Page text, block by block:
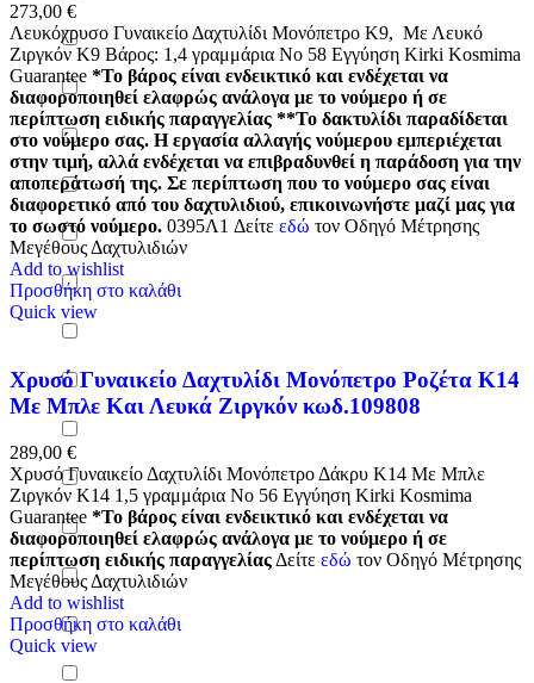
273,00 €
Λευκόχρυσο Γυναικείο Δαχτυλίδι Μονόπετρο Κ9, Με Λευκό
Ζιργκόν Κ9 Βάρος: 1,4 γραμμάρια Νο 58 Εγγύηση Kirki Kosmima
Guarantee *Το βάρος είναι ενδεικτικό και ενδέχεται να
διαφοροποιηθεί ελαφρώς ανάλογα με το νούμερο ή σε
περίπτωση ειδικής παραγγελίας **Το δακτυλίδι παραδίδεται
στο νούμερο σας. Η εργασία αλλαγής νούμερου εμπεριέχεται
στην τιμή, αλλά ενδέχεται να επιβραδυνθεί η παράδοση για την
αποπεράτωσή της. Σε περίπτωση που το νούμερο σας είναι
διαφορετικό από του δαχτυλιδιού, επικοινωνήστε μαζί μας για
το σωστό νούμερο. 0395Λ1 Δείτε εδώ τον Οδηγό Μέτρησης
Μεγέθους Δαχτυλιδιών
Add to wishlist
Προσθήκη στο καλάθι
Quick view
Χρυσό Γυναικείο Δαχτυλίδι Μονόπετρο Ροζέτα Κ14
Με Μπλε Και Λευκά Ζιργκόν κωδ.109808
289,00 €
Χρυσό Γυναικείο Δαχτυλίδι Μονόπετρο Δάκρυ Κ14 Με Μπλε
Ζιργκόν Κ14 1,5 γραμμάρια Νο 56 Εγγύηση Kirki Kosmima
Guarantee *Το βάρος είναι ενδεικτικό και ενδέχεται να
διαφοροποιηθεί ελαφρώς ανάλογα με το νούμερο ή σε
περίπτωση ειδικής παραγγελίας Δείτε εδώ τον Οδηγό Μέτρησης
Μεγέθους Δαχτυλιδιών
Add to wishlist
Προσθήκη στο καλάθι
Quick view